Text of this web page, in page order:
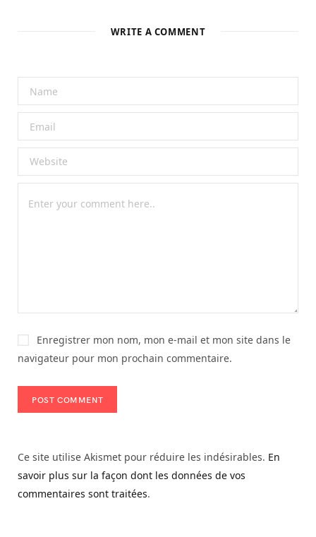
WRITE A COMMENT
Enregistrer mon nom, mon e-mail et mon site dans le
navigateur pour mon prochain commentaire.
Ce site utilise Akismet pour réduire les indésirables. En
savoir plus sur la façon dont les données de vos
commentaires sont traitées.